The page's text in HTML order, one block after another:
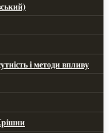
і методи впливу